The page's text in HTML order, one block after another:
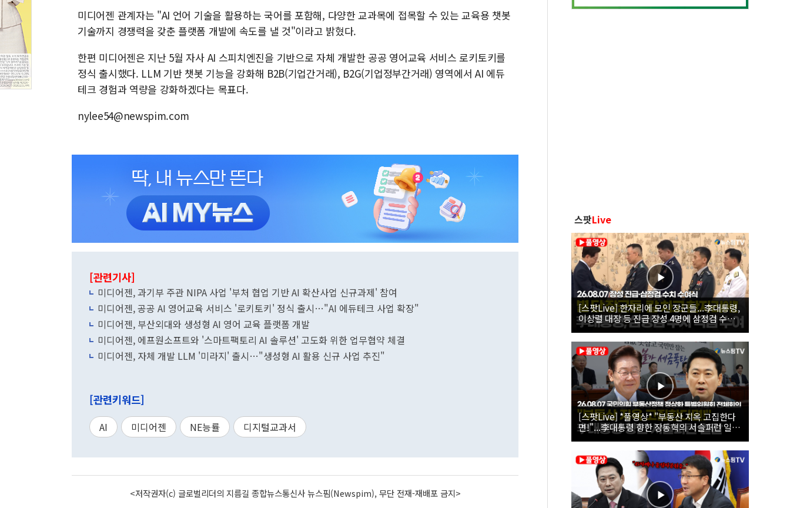
미디어젠 관계자는 "AI 언어 기술을 활용하는 국어를 포함해, 다양한 교과목에 접목할 수 있는 교육용 챗봇
기술까지 경쟁력을 갖춘 플랫폼 개발에 속도를 낼 것"이라고 밝혔다.
한편 미디어젠은 지난 5월 자사 AI 스피치엔진을 기반으로 자체 개발한 공공 영어교육 서비스 로키토키를
정식 출시했다. LLM 기반 챗봇 기능을 강화해 B2B(기업간거래), B2G(기업정부간거래) 영역에서 AI 에듀
테크 경험과 역량을 강화하겠다는 목표다.
nylee54@newspim.com
[관련기사]
미디어젠, 과기부 주관 NIPA 사업 '부처 협업 기반 AI 확산사업 신규과제' 참여
미디어젠, 공공 AI 영어교육 서비스 '로키토키' 정식 출시…"AI 에듀테크 사업 확장"
미디어젠, 부산외대와 생성형 AI 영어 교육 플랫폼 개발
미디어젠, 에프원소프트와 '스마트팩토리 AI 솔루션' 고도화 위한 업무협약 체결
미디어젠, 자체 개발 LLM '미라지' 출시…"생성형 AI 활용 신규 사업 추진"
[관련키워드]
AI 미디어젠 NE능률 디지털교과서
<저작권자(c) 글로벌리더의 지름길 종합뉴스통신사 뉴스핌(Newspim), 무단 전재-재배포 금지>
스팟Live
[스팟Live] 한자리에 모인 장군들...李대통령,
이상렬 대장 등 진급 장성 4명에 삼정검 수치
직접 수여｜26.08.07 장성 진급·삼정검 수치
수여식
[스팟Live] *풀영상* "부동산 지옥 고집한다
면!"...李대통령 향한 장동혁의 서슬퍼런 일갈
| 26.08.07 국민의힘 부동산정책 정상화 특별
위원회 전체회의